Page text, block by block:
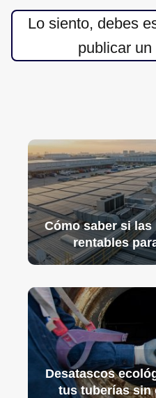
Lo siento, debes
publicar
Cómo saber si
rentables
Desatascos
tus tuberías sin